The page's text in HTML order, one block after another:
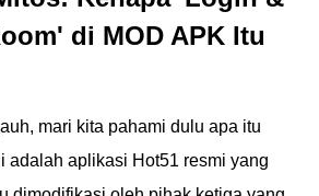
di MOD APK Itu
mari kita pahami dulu apa itu
adalah aplikasi Hot51 resmi yang